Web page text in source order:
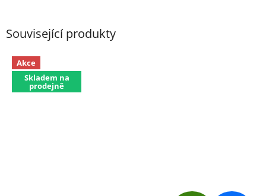
Související produkty
Akce
Skladem na
prodejně